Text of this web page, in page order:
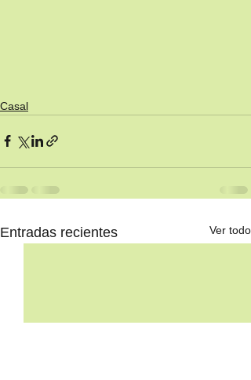
Casal
Entradas recientes Ver todo